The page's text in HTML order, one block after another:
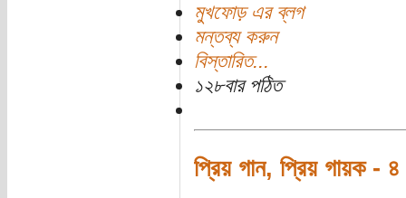
মুখফোড় এর ব্লগ
মন্তব্য করুন
বিস্তারিত...
১২৮বার পঠিত
প্রিয় গান, প্রিয় গায়ক - ৪